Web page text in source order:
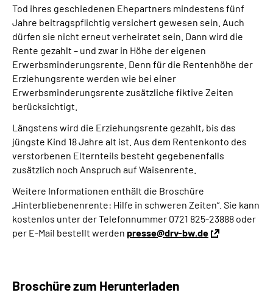
Mein Kundenportal
Tod ihres geschiedenen Ehepartners mindestens fünf
Jahre beitragspflichtig versichert gewesen sein. Auch
dürfen sie nicht erneut verheiratet sein. Dann wird die
Rente gezahlt – und zwar in Höhe der eigenen
Erwerbsminderungsrente. Denn für die Rentenhöhe der
Erziehungsrente werden wie bei einer
Erwerbsminderungsrente zusätzliche fiktive Zeiten
berücksichtigt.
Längstens wird die Erziehungsrente gezahlt, bis das
jüngste Kind 18 Jahre alt ist. Aus dem Rentenkonto des
verstorbenen Elternteils besteht gegebenenfalls
zusätzlich noch Anspruch auf Waisenrente.
Weitere Informationen enthält die Broschüre
„Hinterbliebenenrente: Hilfe in schweren Zeiten“. Sie kann
kostenlos unter der Telefonnummer 0721 825-23888 oder
per E-Mail bestellt werden presse@drv-bw.de
Broschüre zum Herunterladen